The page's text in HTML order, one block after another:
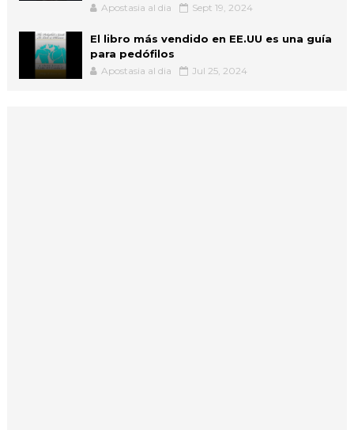
Apostasia al dia Sept 19, 2024
El libro más vendido en EE.UU es una guía
para pedófilos
Apostasia al dia Jul 25, 2024